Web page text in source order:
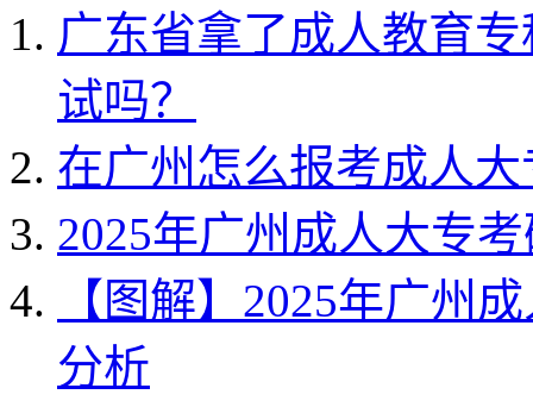
广东省拿了成人教育
试吗？
在广州怎么报考成人
2025年广州成人大专
【图解】2025年广州
分析